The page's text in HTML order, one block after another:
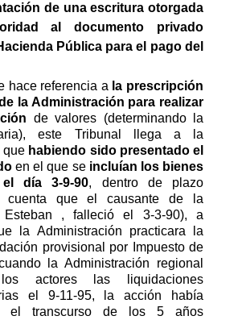
de una escritura otorgada
al documento privado
Pública para el pago del
hace referencia a la prescripción
la Administración para realizar
de valores (determinando la
este Tribunal llega a la
que habiendo sido presentado el
en el que se incluían los bienes
el día 3-9-90, dentro de plazo
cuenta que el causante de la
Esteban , falleció el 3-3-90), a
la Administración practicara la
provisional por Impuesto de
la Administración regional
actores las liquidaciones
el 9-11-95, la acción había
el transcurso de los 5 años